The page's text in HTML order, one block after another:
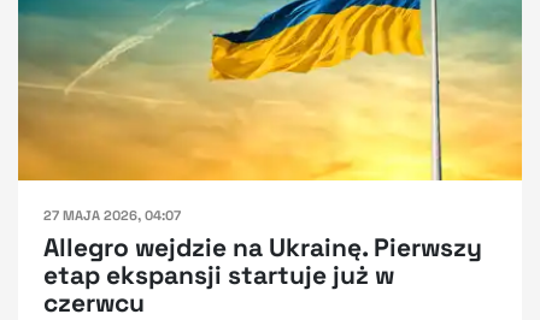
27 MAJA 2026, 04:07
Allegro wejdzie na Ukrainę. Pierwszy
etap ekspansji startuje już w
czerwcu